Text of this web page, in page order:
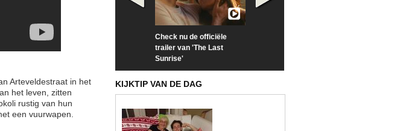
Arteveldestraat in het
het leven, zitten
rustig van hun
een vuurwapen.
Check nu de officiële
trailer van 'The Last
Sunrise'
KIJKTIP VAN DE DAG